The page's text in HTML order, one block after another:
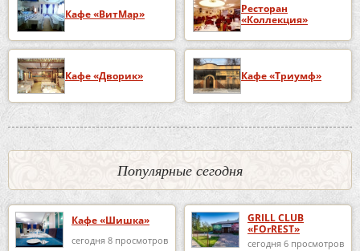
Кафе «ВитМар»
Ресторан
«Коллекция»
Кафе «Дворик» Кафе «Триумф»
Популярные сегодня
Кафе «Шишка»
сегодня 8 просмотров
GRILL CLUB
«FOrREST»
сегодня 6 просмотров